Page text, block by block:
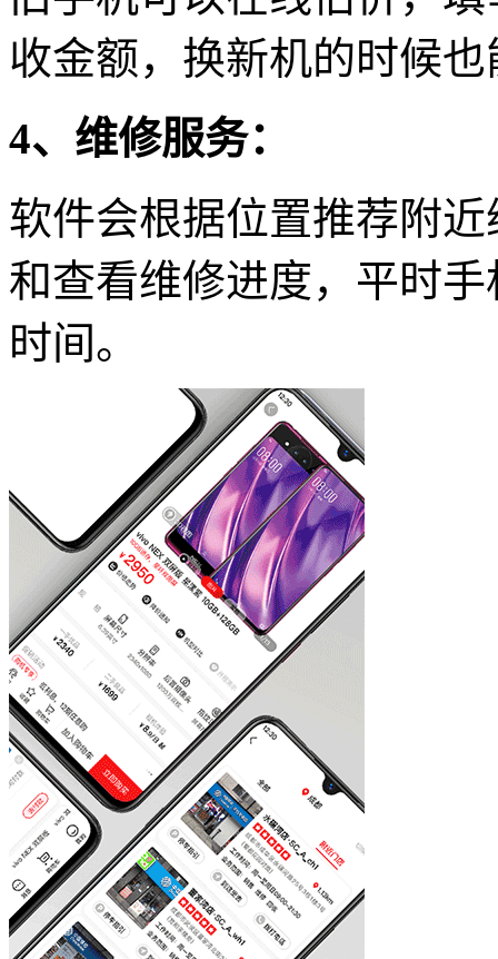
收金额，换新机的时候
4、维修服务：
软件会根据位置推荐附
和查看维修进度，平时
时间。